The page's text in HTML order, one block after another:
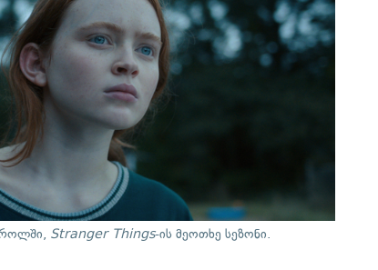
როლში, Stranger Things-ის მეოთხე სეზონი.